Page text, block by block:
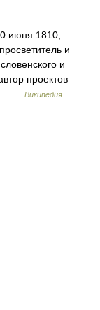
июня 1810,
и
и
проектов
…
Википедия